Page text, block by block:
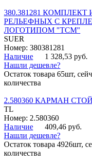
380.381281
РЕЛЬЕФНЫХ С
ЛОГОТИПОМ "ТСМ"
SUER
Номер: 380381281
Наличие
1 328,53 руб.
Нашли дешевле?
Остаток товара 65шт,
количества
2.580360 КАРМАН
TL
Номер: 2.580360
Наличие
409,46 руб.
Нашли дешевле?
Остаток товара 4926шт,
количества